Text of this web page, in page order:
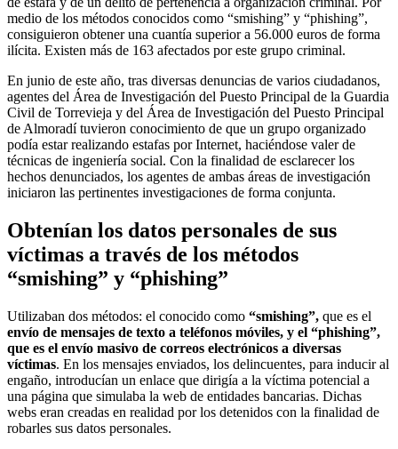
medio de los métodos conocidos como “smishing” y “phishing”,
consiguieron obtener una cuantía superior a 56.000 euros de forma
ilícita. Existen más de 163 afectados por este grupo criminal.
En junio de este año, tras diversas denuncias de varios ciudadanos,
agentes del Área de Investigación del Puesto Principal de la Guardia
Civil de Torrevieja y del Área de Investigación del Puesto Principal
de Almoradí tuvieron conocimiento de que un grupo organizado
podía estar realizando estafas por Internet, haciéndose valer de
técnicas de ingeniería social. Con la finalidad de esclarecer los
hechos denunciados, los agentes de ambas áreas de investigación
iniciaron las pertinentes investigaciones de forma conjunta.
Obtenían los datos personales de sus
víctimas a través de los métodos
“smishing” y “phishing”
Utilizaban dos métodos: el conocido como “smishing”, que es el
envío de mensajes de texto a teléfonos móviles, y el “phishing”,
que es el envío masivo de correos electrónicos a diversas
víctimas. En los mensajes enviados, los delincuentes, para inducir al
engaño, introducían un enlace que dirigía a la víctima potencial a
una página que simulaba la web de entidades bancarias. Dichas
webs eran creadas en realidad por los detenidos con la finalidad de
robarles sus datos personales.